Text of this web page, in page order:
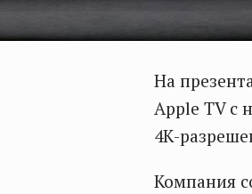
На
Apple TV с
4К-
Компания